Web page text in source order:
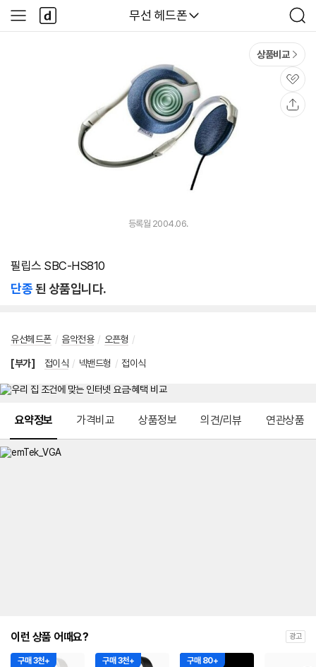
다나와
무선 헤드폰
검
색
사
이
다
나
와
상품비교
관
심
등록월 2004.06.
필립스 SBC-HS810
단종된 상품입니다.
유선헤드폰 / 음악전용 / 오픈형 /
[부가] 접이식 / 넥밴드형 / 접이식
요약정보 가격비교 상품정보 의견/리뷰 연관상품
이런 상품 어때요? 광고
구매 3천+ 구매 3천+ 구매 80+